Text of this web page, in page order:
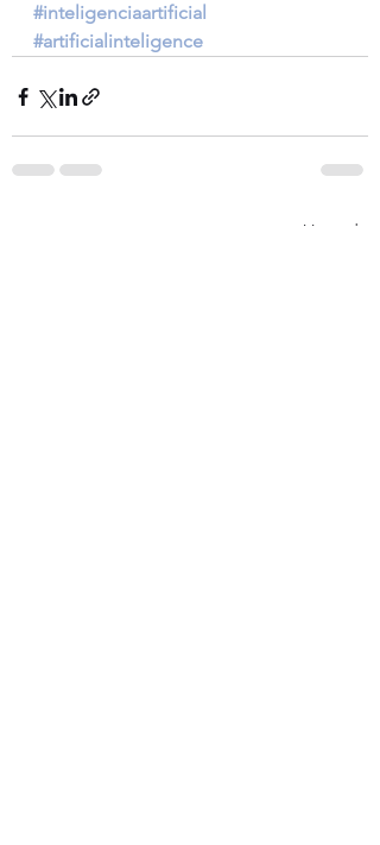
#inteligenciaartificial
#artificialinteligence
Ver tudo